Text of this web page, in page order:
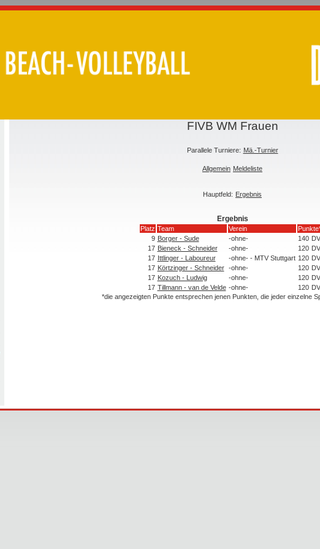
FIVB WM Frauen
Parallele Turniere: Mä.-Turnier
Allgemein Meldeliste
Hauptfeld: Ergebnis
Ergebnis
Platz Team Verein
9 Borger - Sude -ohne- 140
17 Bieneck - Schneider -ohne- 120
17 Ittlinger - Laboureur -ohne- - MTV Stuttgart 120
17 Körtzinger - Schneider -ohne- 120
17 Kozuch - Ludwig -ohne- 120
17 Tillmann - van de Velde -ohne- 120
*die angezeigten Punkte entsprechen jenen Punkten, die jeder einzelne